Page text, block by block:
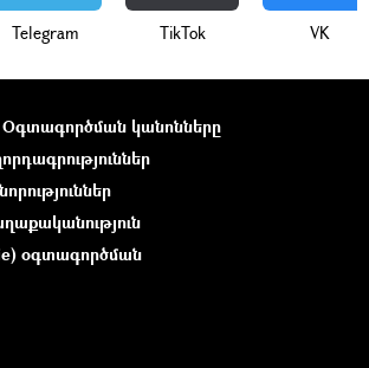
Telegram ТikТоk VK
Օգտագործման կանոնները
օգտագործման